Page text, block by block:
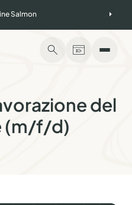
Salmon
del
(m/f/d)